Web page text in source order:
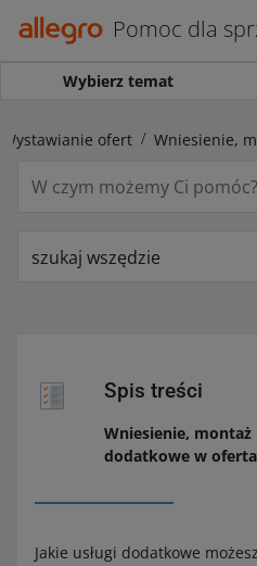
Pomoc dla
Wybierz temat
Wystawianie ofert
szukaj wszędzie
Spis treści
Wniesienie, montaż
dodatkowe w
Jakie usługi dodatkowe